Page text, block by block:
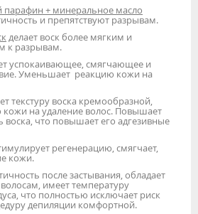
+ минеральное масло
и препятствуют разрывам.
делает воск более мягким и
к разрывам.
успокаивающее, смягчающее и
Уменьшает реакцию кожи на
текстуру воска кремообразной,
на удаление волос. Повышает
воска, что повышает его адгезивные
регенерацию, смягчает,
кожи.
после застывания, обладает
имеет температуру
что полностью исключает риск
депиляции комфортной.